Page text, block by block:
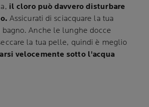
il cloro può davvero disturbare
Assicurati di sciacquare la tua
Anche le lunghe docce
la tua pelle, quindi è meglio
velocemente sotto l'acqua